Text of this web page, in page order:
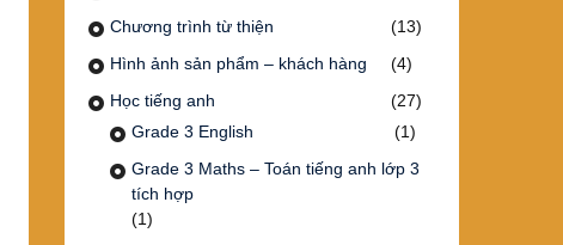
Chương trình từ thiện
(13)
Hình ảnh sản phẩm – khách hàng
(4)
Học tiếng anh
(27)
Grade 3 English
(1)
Grade 3 Maths – Toán tiếng anh lớp 3
tích hợp
(1)